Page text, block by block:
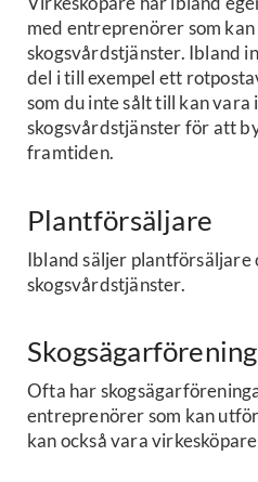
med entreprenörer som
skogsvårdstjänster. Ibland
del i till exempel ett
som du inte sålt till kan
skogsvårdstjänster för att
framtiden.
Plantförsäljare
Ibland säljer plantförsäljare
skogsvårdstjänster.
Ofta har
entreprenörer som kan
kan också vara